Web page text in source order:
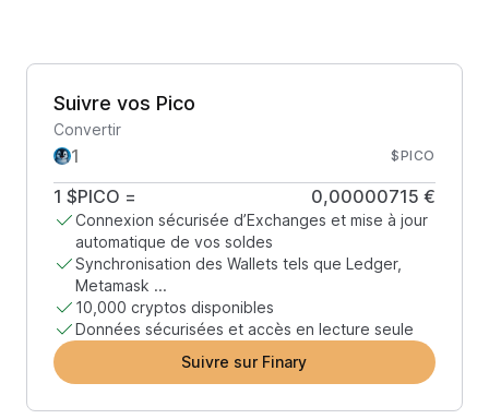
Suivre vos Pico
Convertir
$PICO
1 $PICO = 0,00000715 €
Connexion sécurisée d’Exchanges et mise à jour
automatique de vos soldes
Synchronisation des Wallets tels que Ledger,
Metamask ...
10,000 cryptos disponibles
Données sécurisées et accès en lecture seule
Suivre sur Finary